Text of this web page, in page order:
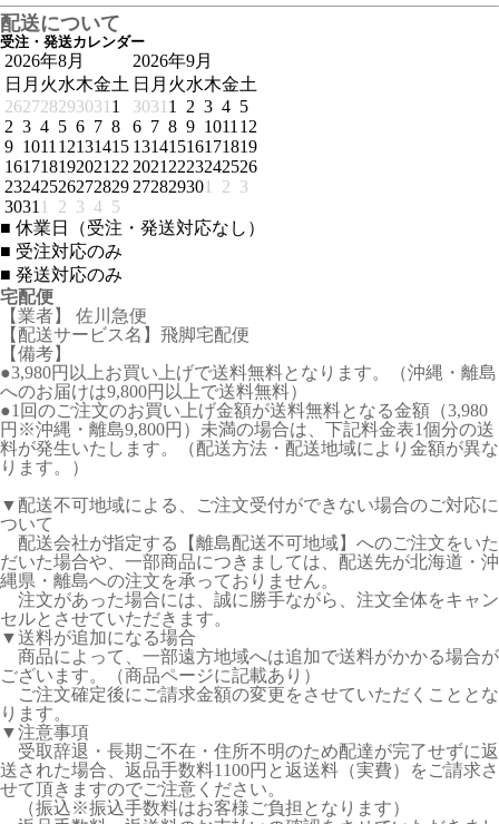
配送について
受注・発送カレンダー
2026年8月
日 月 火水木金土
262728293031 1
2 3 4 5 6 7 8
9 1011 12131415
161718192021 22
23242526272829
3031 1 2 3 4 5
2026年9月
日 月 火水木金土
3031 1 2 3 4 5
6 7 8 9 1011 12
13141516171819
2021 2223242526
272829301 2 3
■ 休業日（受注・発送対応なし）
■ 受注対応のみ
■ 発送対応のみ
宅配便
【業者】 佐川急便
【配送サービス名】飛脚宅配便
【備考】
●3,980円以上お買い上げで送料無料となります。（沖縄・離島
へのお届けは9,800円以上で送料無料）
●1回のご注文のお買い上げ金額が送料無料となる金額（3,980
円※沖縄・離島9,800円）未満の場合は、下記料金表1個分の送
料が発生いたします。（配送方法・配送地域により金額が異な
ります。）
▼配送不可地域による、ご注文受付ができない場合のご対応に
ついて
配送会社が指定する【離島配送不可地域】へのご注文をいた
だいた場合や、一部商品につきましては、配送先が北海道・沖
縄県・離島への注文を承っておりません。
注文があった場合には、誠に勝手ながら、注文全体をキャン
セルとさせていただきます。
▼送料が追加になる場合
商品によって、一部遠方地域へは追加で送料がかかる場合が
ございます。（商品ページに記載あり）
ご注文確定後にご請求金額の変更をさせていただくこととな
ります。
▼注意事項
受取辞退・長期ご不在・住所不明のため配達が完了せずに返
送された場合、返品手数料1100円と返送料（実費）をご請求さ
せて頂きますのでご注意ください。
（振込※振込手数料はお客様ご負担となります）